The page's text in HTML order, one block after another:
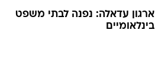
ארגון עדאלה: נפנה לבתי משפט
בינלאומיים